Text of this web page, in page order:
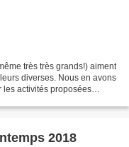
très très grands!) aiment
diverses. Nous en avons
les activités proposées
2018